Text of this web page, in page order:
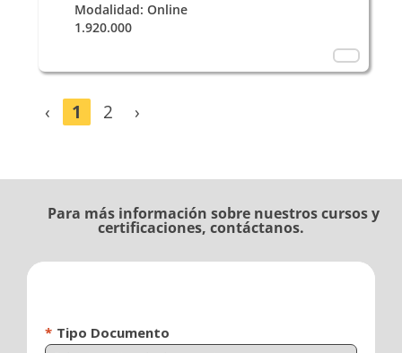
Modalidad: Online
1.920.000
‹ 1 2 ›
Para más información sobre nuestros cursos y
certificaciones, contáctanos.